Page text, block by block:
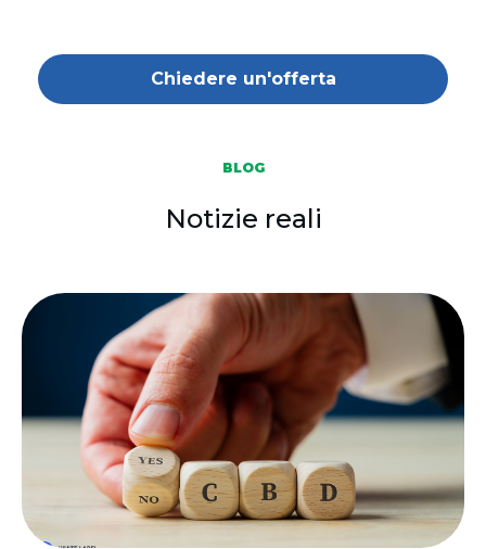
Chiedere un'offerta
BLOG
Notizie reali